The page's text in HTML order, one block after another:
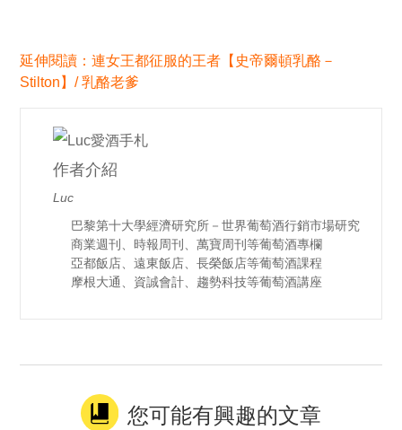
延伸閱讀：連女王都征服的王者【史帝爾頓乳酪－
Stilton】/ 乳酪老爹
作者介紹
Luc
巴黎第十大學經濟研究所－世界葡萄酒行銷市場研究
商業週刊、時報周刊、萬寶周刊等葡萄酒專欄
亞都飯店、遠東飯店、長榮飯店等葡萄酒課程
摩根大通、資誠會計、趨勢科技等葡萄酒講座
您可能有興趣的文章